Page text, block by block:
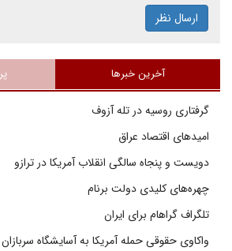
ارسال نظر
آخرین خبرها
گرفتاری روسیه در تله آزوف
امیدهای اقتصاد عراق
دویست و پنجاه سالگی انقلاب آمریکا در ترازو
چهره‌های کلیدی دولت برنام
تلگراف گراهام برای ایران
واکاوی حقوقی حمله آمریکا به آسایشگاه سربازان